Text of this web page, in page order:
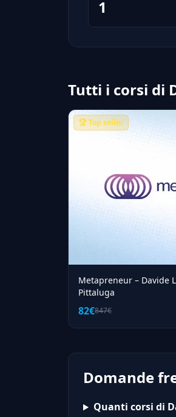
1
Tutti i corsi di
🏆 Top seller
Metapreneur – Davide
Pittaluga
82€847€
Domande
Quanti corsi di